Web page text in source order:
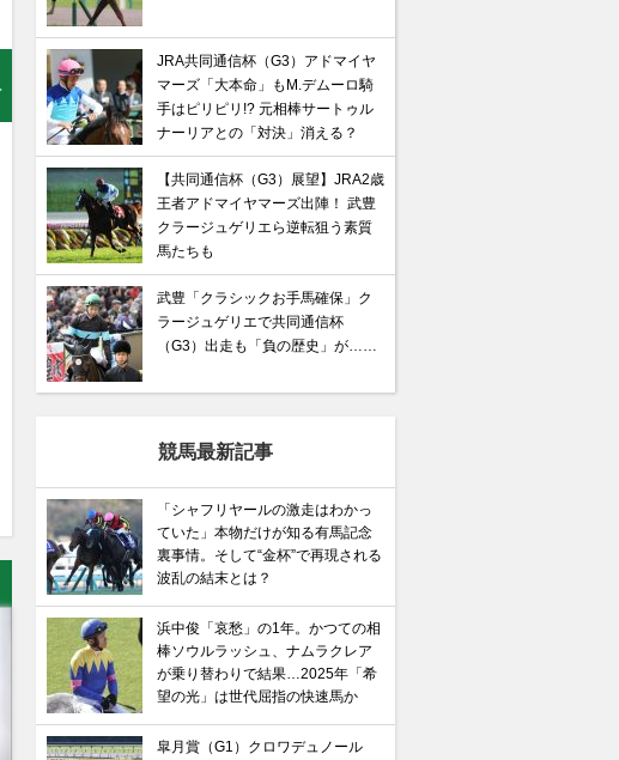
JRA共同通信杯（G3）アドマイヤ
マーズ「大本命」もM.デムーロ騎
手はピリピリ!? 元相棒サートゥル
ナーリアとの「対決」消える？
【共同通信杯（G3）展望】JRA2歳
王者アドマイヤマーズ出陣！ 武豊
クラージュゲリエら逆転狙う素質
馬たちも
武豊「クラシックお手馬確保」ク
ラージュゲリエで共同通信杯
（G3）出走も「負の歴史」が……
競馬最新記事
「シャフリヤールの激走はわかっ
ていた」本物だけが知る有馬記念
裏事情。そして“金杯”で再現される
波乱の結末とは？
浜中俊「哀愁」の1年。かつての相
棒ソウルラッシュ、ナムラクレア
が乗り替わりで結果…2025年「希
望の光」は世代屈指の快速馬か
皐月賞（G1）クロワデュノール